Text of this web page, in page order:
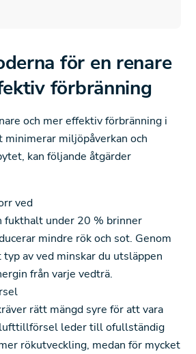
för en renare
förbränning
och mer effektiv förbränning i
minimerar miljöpåverkan och
kan följande åtgärder
ved
fukthalt under 20 % brinner
mindre rök och sot. Genom
av ved minskar du utsläppen
från varje vedträ.
rätt mängd syre för att vara
leder till ofullständig
rökutveckling, medan för mycket